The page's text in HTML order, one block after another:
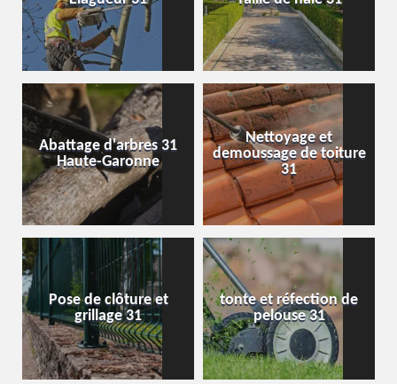
Abattage d'arbres 31
Haute-Garonne
Nettoyage et
demoussage de toiture
31
Pose de clôture et
grillage 31
tonte et réfection de
pelouse 31